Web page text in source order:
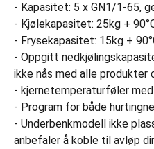
- Kapasitet: 5 x GN1/1-65,
- Kjølekapasitet: 25kg +
- Frysekapasitet: 15kg +
- Oppgitt
ikke nås med alle produkter
- kjernetemperaturføler
- Program for både
- Underbenkmodell ikke
anbefaler å koble til avløp